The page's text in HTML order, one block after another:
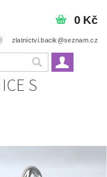
zlatnictvi.bacik@seznam.cz
0 Kč
S